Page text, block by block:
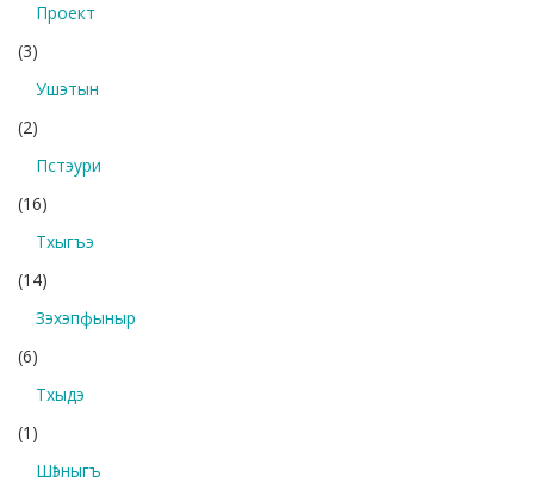
Проект
(3)
Ушэтын
(2)
Пстэури
(16)
Тхыгъэ
(14)
Зэхэпфыныр
(6)
Тхыдэ
(1)
Шӏэныгъ